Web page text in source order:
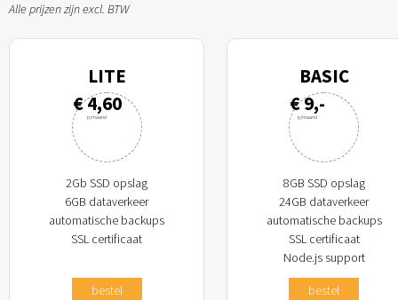
Alle prijzen zijn excl. BTW
LITE
€ 4,60
p/maand
2Gb SSD opslag
6GB dataverkeer
automatische backups
SSL certificaat
bestel
BASIC
€ 9,-
p/maand
8GB SSD opslag
24GB dataverkeer
automatische backups
SSL certificaat
Node.js support
bestel